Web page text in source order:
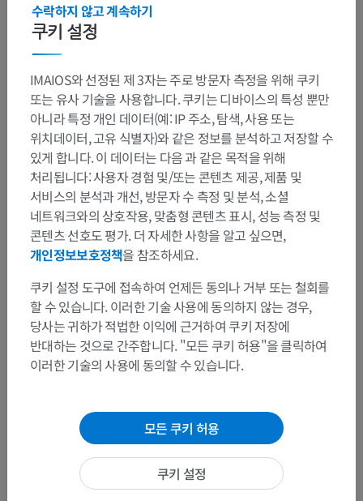
Gray’s anatomy for Students.(2nd ed.) Philadelphia PA 19103-2899: Elsevier, pp.
751-774.
Dawson-Amoah, K. and Varacallo, M. Anatomy, Shoulder and Upper Limb, Hand
(FL): StatPearls Publishing; 2022 Jan-. Available from:
https://www.ncbi.nlm.nih.gov/books/NBK539810/
갤러리
쿠키 설정
수락하지 않고 계속하기
IMAIOS와 선정된 제 3자는 주로 방문자 측정을 위해 쿠키
또는 유사 기술을 사용합니다. 쿠키는 디바이스의 특성 뿐만
아니라 특정 개인 데이터(예: IP 주소, 탐색, 사용 또는
위치데이터, 고유 식별자)와 같은 정보를 분석하고 저장할 수
있게 합니다. 이 데이터는 다음 과 같은 목적을 위해
처리됩니다: 사용자 경험 및/또는 콘텐츠 제공, 제품 및
서비스의 분석과 개선, 방문자 수 측정 및 분석, 소셜
네트워크와의 상호작용, 맞춤형 콘텐츠 표시, 성능 측정 및
콘텐츠 선호도 평가. 더 자세한 사항을 알고 싶으면,
개인정보보호정책을 참조하세요.
쿠키 설정 도구에 접속하여 언제든 동의나 거부 또는 철회를
할 수 있습니다. 이러한 기술 사용에 동의하지 않는 경우,
당사는 귀하가 적법한 이익에 근거하여 쿠키 저장에
반대하는 것으로 간주합니다. "모든 쿠키 허용"을 클릭하여
이러한 기술의 사용에 동의할 수 있습니다.
모든 쿠키 허용
쿠키 설정